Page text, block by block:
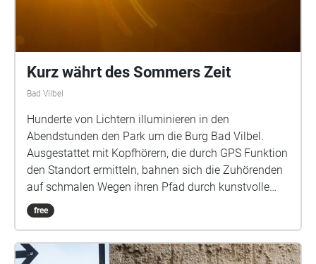
Kurz währt des Sommers Zeit
Bad Vilbel
Hunderte von Lichtern illuminieren in den
Abendstunden den Park um die Burg Bad Vilbel.
Ausgestattet mit Kopfhörern, die durch GPS Funktion
den Standort ermitteln, bahnen sich die Zuhörenden
auf schmalen Wegen ihren Pfad durch kunstvolle
Licht- und Klanginstallationen. Kein Weg ist gleich,
Stimmen wandern, werden leiser und lauter und
Sound, Licht, Text und Umgebung verschmelzen zu
free